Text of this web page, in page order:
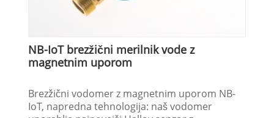
NB-IoT brezžični merilnik vode z
magnetnim uporom
Brezžični vodomer z magnetnim uporom NB-
IoT, napredna tehnologija: naš vodomer